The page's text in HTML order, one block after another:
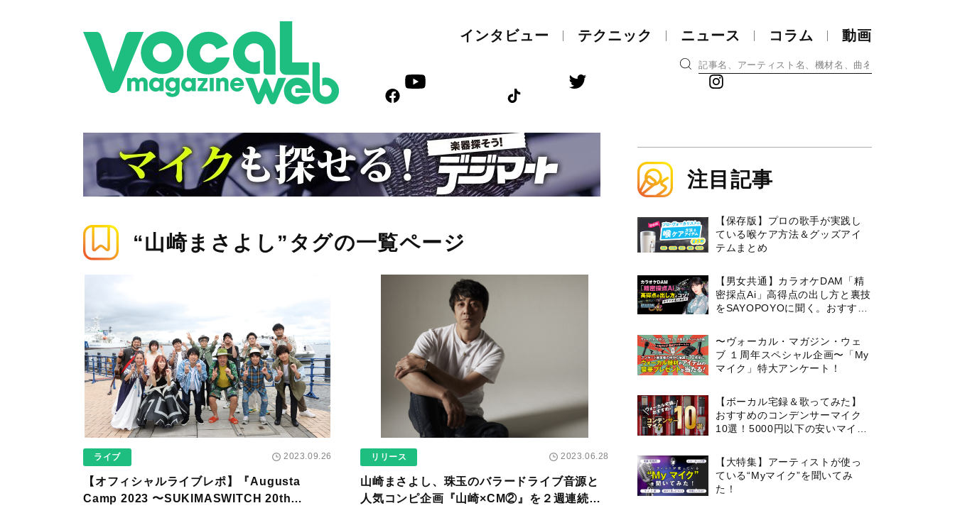
インタビュー テクニック ニュース コラム 動画
“山崎まさよし”タグの一覧ページ
ライブ 2023.09.26
【オフィシャルライブレポ】『Augusta
Camp 2023 〜SUKIMASWITCH 20th
リリース 2023.06.28
山崎まさよし、珠玉のバラードライブ音源と
人気コンピ企画『山崎×CM②』を２週連続で
注目記事
【保存版】プロの歌手が実践し
ている喉ケア⽅法＆グッズアイ
テムまとめ
【男女共通】カラオケDAM「精
密採点Ai」高得点の出し方と裏技
をSAYOPOYOに聞く。おすすめ
〜ヴォーカル・マガジン・ウェ
ブ １周年スペシャル企画〜「My
マイク」特大アンケート！
【ボーカル宅録＆歌ってみた】
おすすめのコンデンサーマイク
10選！5000円以下の安いマイク
【大特集】アーティストが使っ
ている“Myマイク”を聞いてみ
た！